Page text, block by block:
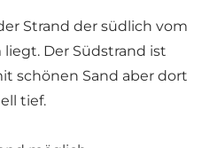
Strand der südlich vom
Der Südstrand ist
schönen Sand aber dort
tief.